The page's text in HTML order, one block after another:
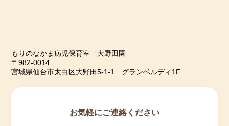
もりのなかま病児保育室 大野田園
〒982-0014
宮城県仙台市太白区大野田5-1-1 グランベルディ1F
お気軽にご連絡ください